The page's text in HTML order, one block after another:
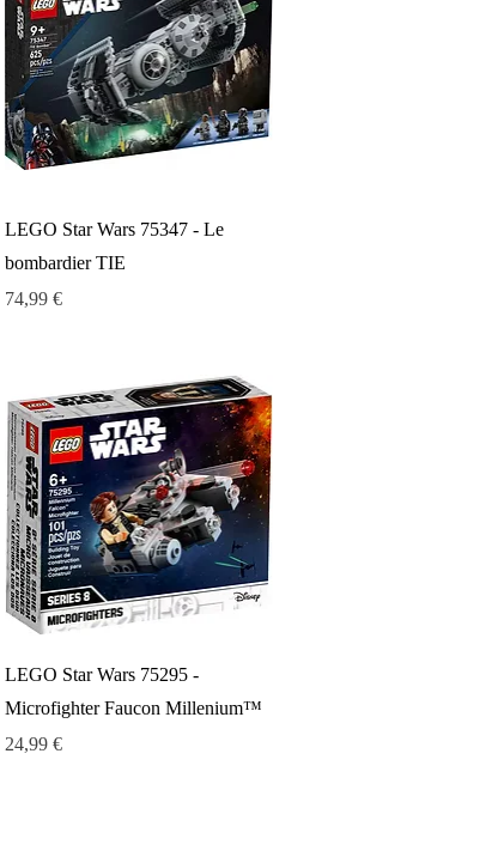
Aperçu rapide
LEGO Star Wars 75347 - Le
bombardier TIE
Prix
74,99 €
Aperçu rapide
LEGO Star Wars 75295 -
Microfighter Faucon Millenium™
Prix
24,99 €